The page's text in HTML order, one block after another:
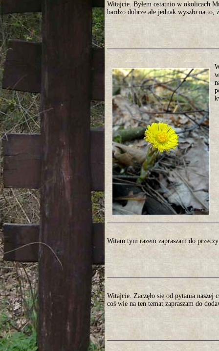
Witajcie. Byłem ostatnio w okolicach
bardzo dobrze ale jednak wyszło na to,
Witam tym razem zapraszam do
Witajcie. Zaczęło się od pytania naszej
coś wie na ten temat zapraszam do